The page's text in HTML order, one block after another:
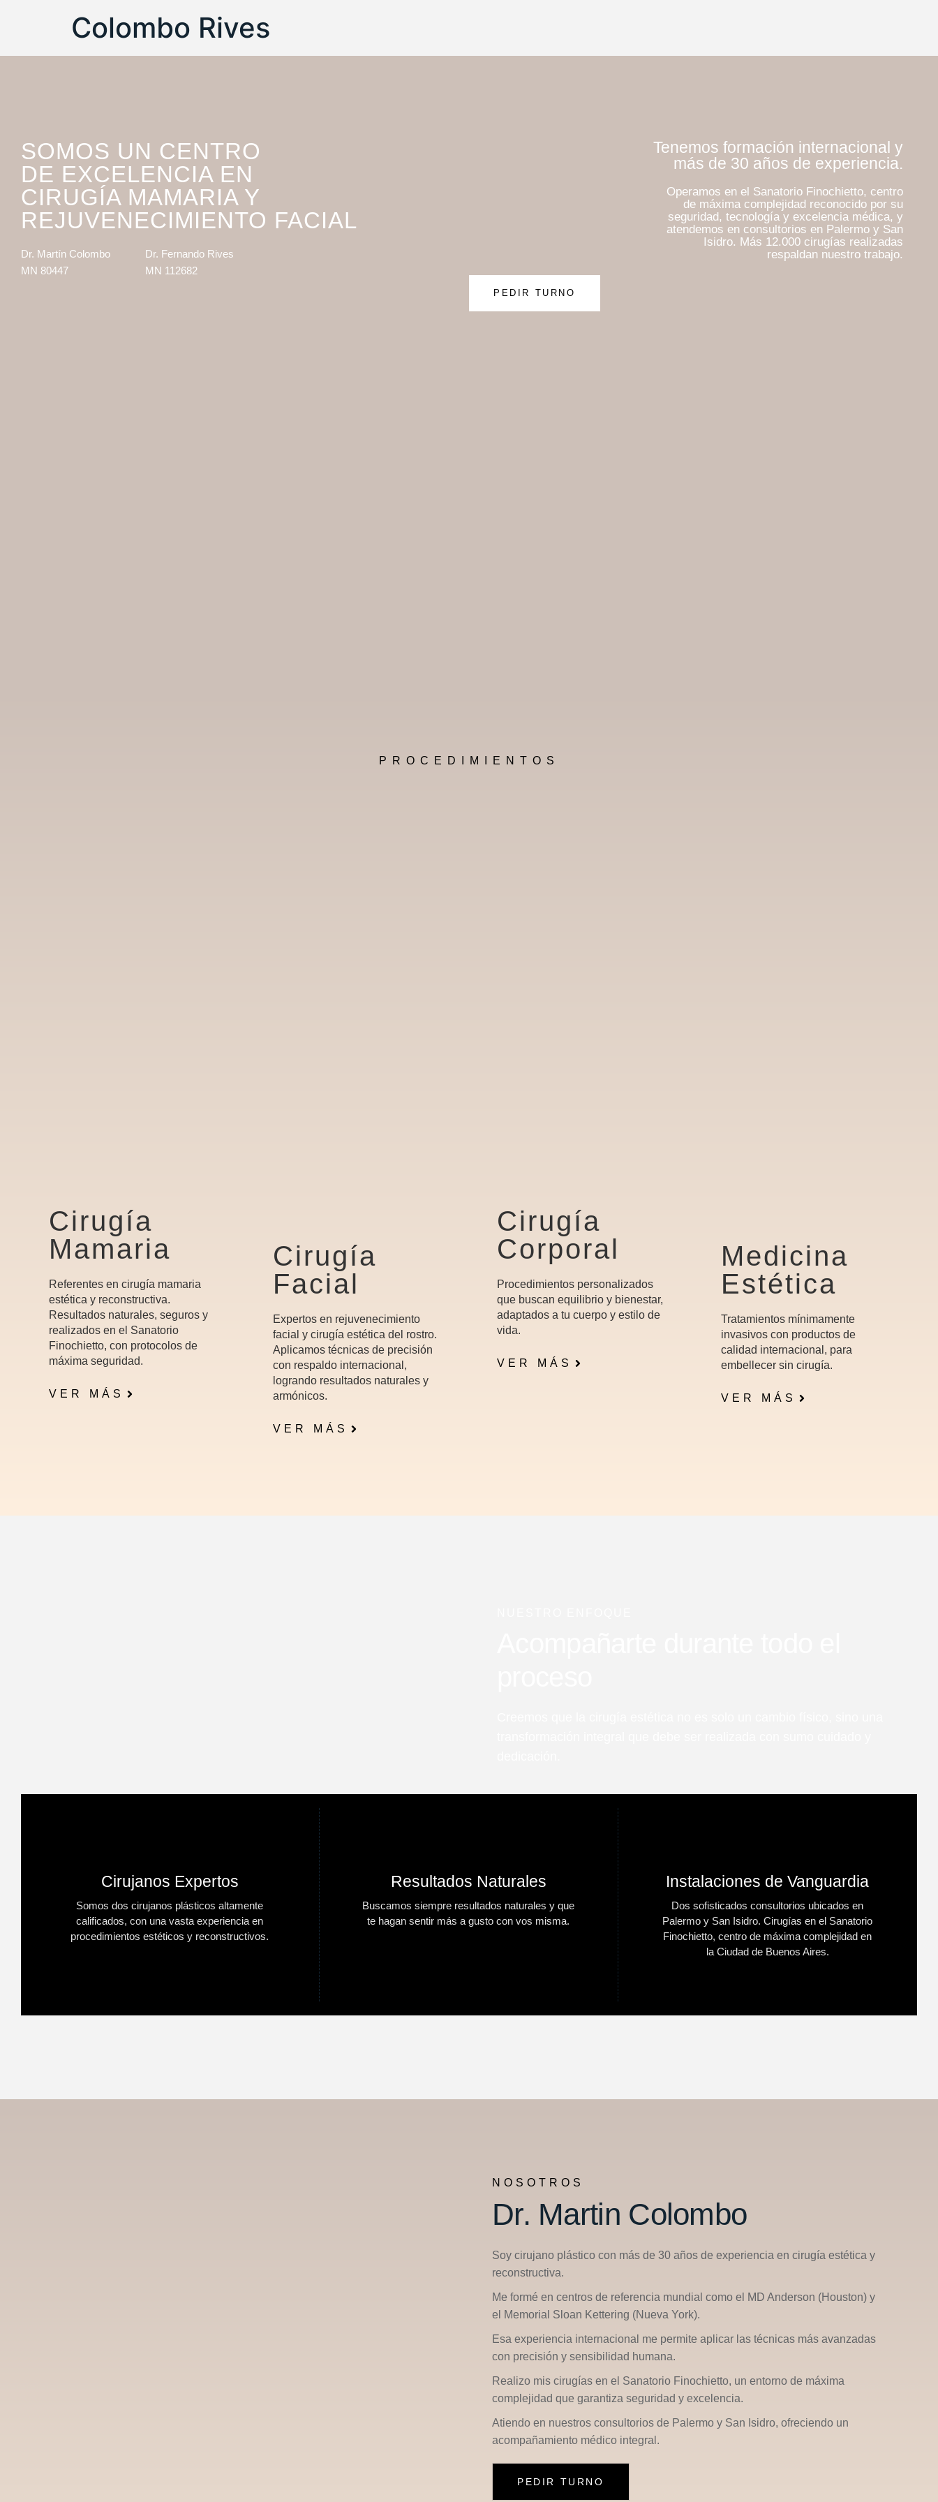
Colombo Rives
SOMOS UN CENTRO
DE EXCELENCIA EN
CIRUGÍA MAMARIA Y
REJUVENECIMIENTO FACIAL
Dr. Martín Colombo
MN 80447
Dr. Fernando Rives
MN 112682
Tenemos formación internacional y
más de 30 años de experiencia.
Operamos en el Sanatorio Finochietto, centro
de máxima complejidad reconocido por su
seguridad, tecnología y excelencia médica, y
atendemos en consultorios en Palermo y San
Isidro. Más 12.000 cirugías realizadas
respaldan nuestro trabajo.
PEDIR TURNO
PROCEDIMIENTOS
Cirugía
Mamaria
Referentes en cirugía mamaria
estética y reconstructiva.
Resultados naturales, seguros y
realizados en el Sanatorio
Finochietto, con protocolos de
máxima seguridad.
VER MÁS
Cirugía
Facial
Expertos en rejuvenecimiento
facial y cirugía estética del rostro.
Aplicamos técnicas de precisión
con respaldo internacional,
logrando resultados naturales y
armónicos.
VER MÁS
Cirugía
Corporal
Procedimientos personalizados
que buscan equilibrio y bienestar,
adaptados a tu cuerpo y estilo de
vida.
VER MÁS
Medicina
Estética
Tratamientos mínimamente
invasivos con productos de
calidad internacional, para
embellecer sin cirugía.
VER MÁS
Cirujanos Expertos
Somos dos cirujanos plásticos altamente
calificados, con una vasta experiencia en
procedimientos estéticos y reconstructivos.
Resultados Naturales
Buscamos siempre resultados naturales y que
te hagan sentir más a gusto con vos misma.
Instalaciones de Vanguardia
Dos sofisticados consultorios ubicados en
Palermo y San Isidro. Cirugías en el Sanatorio
Finochietto, centro de máxima complejidad en
la Ciudad de Buenos Aires.
NOSOTROS
Dr. Martin Colombo
Soy cirujano plástico con más de 30 años de experiencia en cirugía estética y
reconstructiva.
Me formé en centros de referencia mundial como el MD Anderson (Houston)y
el
Memorial Sloan Kettering (Nueva York).
Esa experiencia internacional me permite aplicar las técnicas más avanzadas
con precisión y sensibilidad humana.
Realizo mis cirugías en el Sanatorio Finochietto, un entorno de máxima
complejidad que garantiza seguridad y excelencia.
Atiendo en nuestros consultorios de Palermoy San Isidro, ofreciendo un
acompañamiento médico integral.
PEDIR TURNO